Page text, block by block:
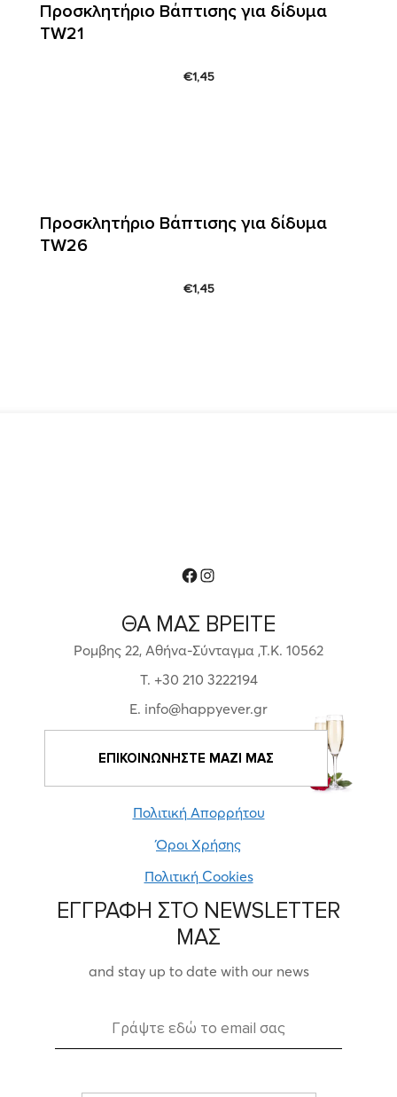
Προσκλητήριο Βάπτισης για δίδυμα
TW21
€1,45
Προσκλητήριο Βάπτισης για δίδυμα
TW26
€1,45
ΘΑ ΜΑΣ ΒΡΕΙΤΕ
Ρομβης 22, Αθήνα-Σύνταγμα ,Τ.Κ. 10562
T. +30 210 3222194
E. info@happyever.gr
ΕΠΙΚΟΙΝΩΝΗΣΤΕ ΜΑΖΙ ΜΑΣ
Πολιτική Απορρήτου
Όροι Χρήσης
Πολιτική Cookies
Facebook
Instagram
ΕΓΓΡΑΦΗ ΣΤΟ NEWSLETTER
ΜΑΣ
and stay up to date with our news